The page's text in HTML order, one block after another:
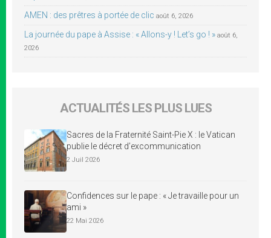
AMEN : des prêtres à portée de clic août 6, 2026
La journée du pape à Assise : « Allons-y ! Let’s go ! » août 6,
2026
ACTUALITÉS LES PLUS LUES
Sacres de la Fraternité Saint-Pie X : le Vatican
publie le décret d’excommunication
2 Juil 2026
Confidences sur le pape : « Je travaille pour un
ami »
22 Mai 2026